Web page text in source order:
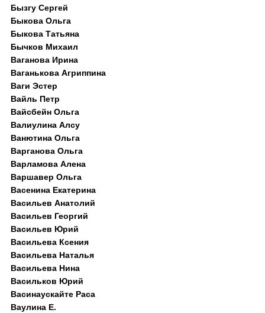
Бызгу Сергей
Быкова Ольга
Быкова Татьяна
Бычков Михаил
Ваганова Ирина
Ваганькова Агриппина
Ваги Эстер
Вайль Петр
Вайсбейн Ольга
Валиулина Алсу
Ванютина Ольга
Варганова Ольга
Варламова Алена
Варшавер Ольга
Васенина Екатерина
Васильев Анатолий
Васильев Георгий
Васильев Юрий
Васильева Ксения
Васильева Наталья
Васильева Нина
Васильков Юрий
Васинаускайте Раса
Ваулина Е.